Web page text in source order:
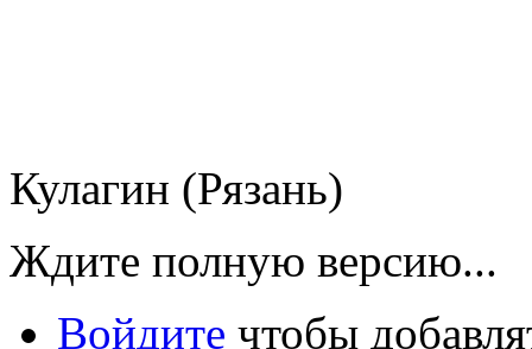
Кулагин (Рязань)
Ждите полную версию...
Войдите чтобы